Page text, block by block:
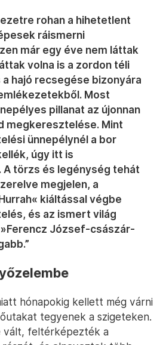
rohan a hihetetlent
ráismerni
már egy éve nem láttak
volna is a zordon téli
hajó recsegése bizonyára
Most
pillanat az újonnan
Mint
ünnepélynél a bor
úgy itt is
A törzs és legénység tehát
megjelen, a
kiáltással végbe
és az ismert világ
József-császár-
hónapokig kellett még várni
tegyenek a szigeteken.
vált, feltérképezték a